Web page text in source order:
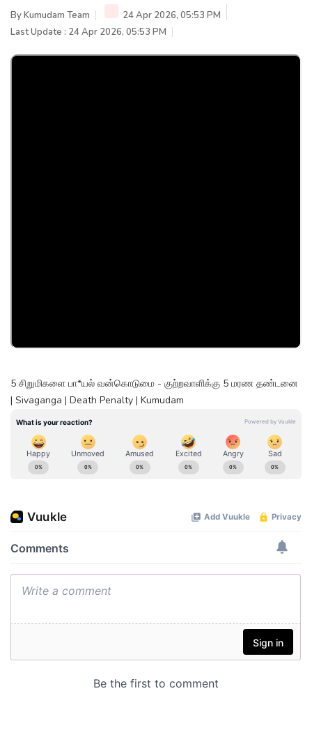
ByKumudam Team
24 Apr 2026, 05:53 PM
Last Update : 24 Apr 2026, 05:53 PM
5 சிறுமிகளை பா*யல் வன்கொடுமை - குற்றவாளிக்கு 5 மரண தண்டனை
| Sivaganga | Death Penalty | Kumudam